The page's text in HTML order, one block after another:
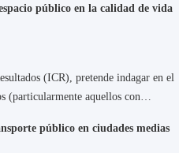
público en la calidad de vida
(ICR), pretende indagar en el
(particularmente aquellos con…
público en ciudades medias